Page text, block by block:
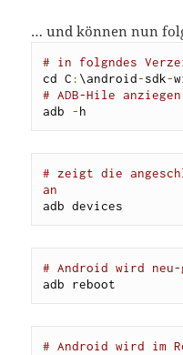
… und können nun
# in folgndes
cd C: \android-sdk-
# ADB-Hile
adb -h
# zeigt die
an
adb devices
# Android wird
adb reboot
# Android wird im